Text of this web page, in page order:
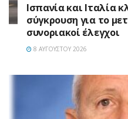
Ισπανία και Ιταλία
σύγκρουση για το
συνοριακοί έλεγχοι
8 ΑΥΓΟΎΣΤΟΥ 2026